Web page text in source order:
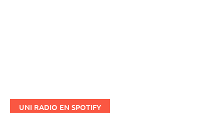
UNI RADIO EN SPOTIFY